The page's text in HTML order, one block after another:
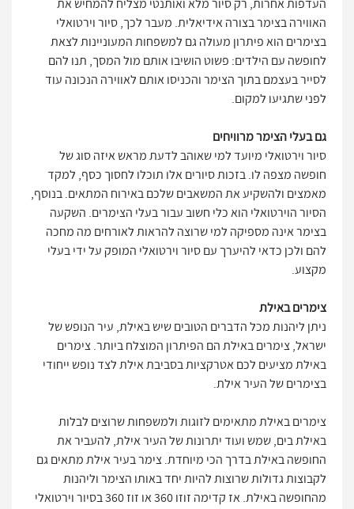
העדפות אחרות, רק סיור מלא ואותנטי מצליח להמחיש את
האווירה בצימר בצורה אידיאלית. מעבר לכך, סיור וירטואלי
בצימרים הוא פיתרון מעולה גם למשפחות המעוניינות לצאת
לחופשה עם הילדים: פשוט הושיבו אותם מול המסך, תנו להם
לסייר בעצמם בתוך הצימר והכניסו אותם לאווירה הנכונה עוד
לפני שתגיעו למקום.
גם בעלי הצימר מרוויחים
סיור וירטואלי מיועד למי שאוהב לדעת מראש איזה סוג של
חופשה מצפה לו. בזכות סיורים אלו תוכלו לחסוך כסף, למקד
מאמצים ולהשקיע את המשאבים שלכם באירוח המתאים. בנוסף,
הסיור הוירטואלי הוא כלי חשוב עבור בעלי הצימרים. השקעה
בצימר אינה מספיקה למי שרוצה להראות לאורחים מה מחכה
להם ולכן כדאי להיערך עם סיור וירטואלי המופק על ידי בעלי
מקצוע.
צימרים באילת
ניתן ליהנות מכל הדברים הטובים שיש באילת, עיר הנופש של
ישראל, צימרים באילת הם הפיתרון המוצלח ביותר. צימרים
באילת מציעים לכם אטרקציות בסביבת אילת לצד נופש ייחודי
בצימרים של העיר אילת.
צימרים באילת מתאימים לזוגות ולמשפחות שרוצים לבלות
באילת בים, שמש ועוד יתרונות של העיר אילת, להעביר את
החופשה באילת בדרך הכי מיוחדת. צימר בעיר אילת מתאים גם
לקבוצות גדולות שרוצות להיות יחד באותו הצימר וליהנות
מהחופשה באילת. אז קדימה זוזו 360 או זוז 360 בסיור וירטואלי